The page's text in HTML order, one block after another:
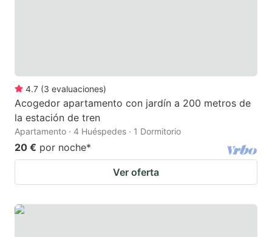
4.7 (3 evaluaciones)
Acogedor apartamento con jardín a 200 metros de
la estación de tren
Apartamento · 4 Huéspedes · 1 Dormitorio
20 € por noche*
Ver oferta